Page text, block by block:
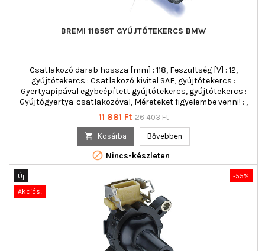
BREMI 11856T GYÚJTÓTEKERCS BMW
Csatlakozó darab hossza [mm] : 118, Feszültség [V] : 12,
gyújtótekercs : Csatlakozó kivitel SAE, gyújtótekercs :
Gyertyapipával egybeépített gyújtótekercs, gyújtótekercs :
Gyújtógyertya-csatlakozóval, Méreteket figyelembe venni! : ,
pólusszám : 3
Ár
11 881 Ft Normál
26 403 Ft
 Kosárba Bővebben
 Nincs-készleten
-55%
Új
Akciós!